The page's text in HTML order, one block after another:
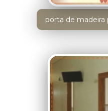
porta de madeira